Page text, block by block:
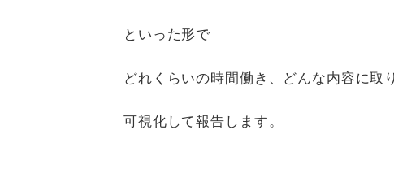
といった形で
どれくらいの時間働き、どんな内容に取
可視化して報告します。